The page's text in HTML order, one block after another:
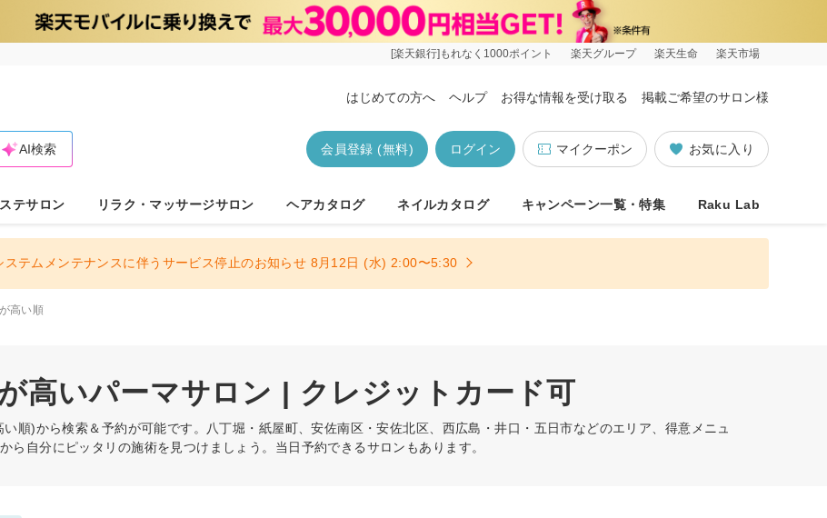
[楽天銀行]もれなく1000ポイント 楽天グループ 楽天生命 楽天市場
はじめての方へ ヘルプ お得な情報を受け取る 掲載ご希望のサロン様
お気に入り
マイクーポン
ログイン
会員登録 (無料)
AI検索
テサロン リラク・マッサージサロン ヘアカタログ ネイルカタログ キャンペーン一覧・特集 Raku Lab
ステムメンテナンスに伴うサービス停止のお知らせ 8月12日 (水) 2:00〜5:30
高い順
高いパーマサロン | クレジットカード可
順)から検索＆予約が可能です。八丁堀・紙屋町、安佐南区・安佐北区、西広島・井口・五日市などのエリア、得意メニュ
ら自分にピッタリの施術を見つけましょう。当日予約できるサロンもあります。